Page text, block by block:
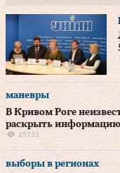
маневры
В Кривом Роге
раскрыть информацию
15723
выборы в регионах